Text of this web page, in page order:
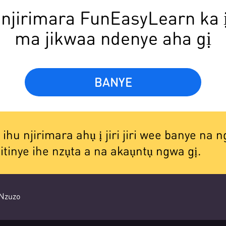
FunEasyLearn
ma jikwaa ndenye aha gị
BANYE
njirimara ahụ ị jiri jiri wee banye na
ihe nzụta a na akaụntụ ngwa gị.